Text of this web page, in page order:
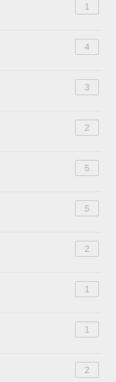
1
4
3
2
5
5
2
1
1
2